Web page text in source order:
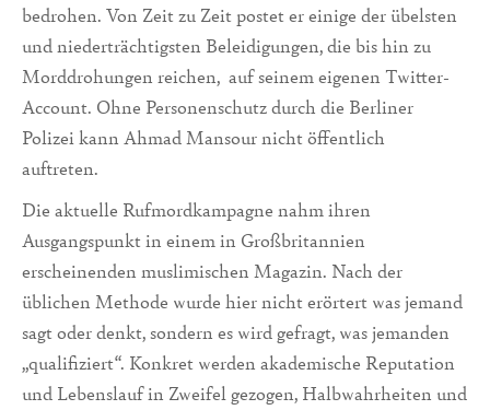
bedrohen. Von Zeit zu Zeit postet er einige der übelsten
und niederträchtigsten Beleidigungen, die bis hin zu
Morddrohungen reichen, auf seinem eigenen Twitter-
Account. Ohne Personenschutz durch die Berliner
Polizei kann Ahmad Mansour nicht öffentlich
auftreten.
Die aktuelle Rufmordkampagne nahm ihren
Ausgangspunkt in einem in Großbritannien
erscheinenden muslimischen Magazin. Nach der
üblichen Methode wurde hier nicht erörtert was jemand
sagt oder denkt, sondern es wird gefragt, was jemanden
„qualifiziert“. Konkret werden akademische Reputation
und Lebenslauf in Zweifel gezogen, Halbwahrheiten und